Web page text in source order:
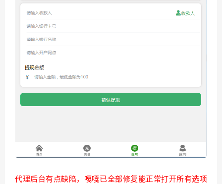
代理后台有点缺陷，嘎嘎已全部修复能正常打开所有选项